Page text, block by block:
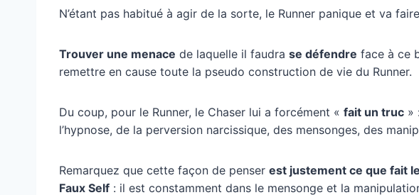
N’étant pas habitué à agir de la sorte, le Runner panique et va
Trouver une menace de laquelle il faudra se défendre face à ce
remettre en cause toute la pseudo construction de vie du Runner.
Du coup, pour le Runner, le Chaser lui a forcément « fait un truc »
l’hypnose, de la perversion narcissique, des mensonges, des
Remarquez que cette façon de penser est justement ce que fait
Faux Self : il est constamment dans le mensonge et la